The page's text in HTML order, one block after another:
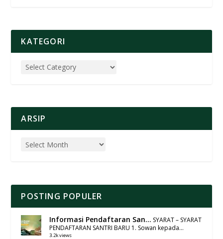
KATEGORI
ARSIP
POSTING POPULER
Informasi Pendaftaran San... SYARAT – SYARAT
PENDAFTARAN SANTRI BARU 1. Sowan kepada...
3.2k views